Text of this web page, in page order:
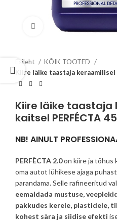
Click to enlarge
Esileht
KÕIK TOOTED
Kiire läike taastaja
Kiire läike taastaja
kaitsel PERFÉCTA
NB! AINULT
PERFÈCTA 2.0on kiire ja tõhus
oma autot lühikese ajaga
parandama. Selle rafineeritud
eemaldada mustuse,
pakkudes kerele, plastidele,
kohest sära ja siidise efekti